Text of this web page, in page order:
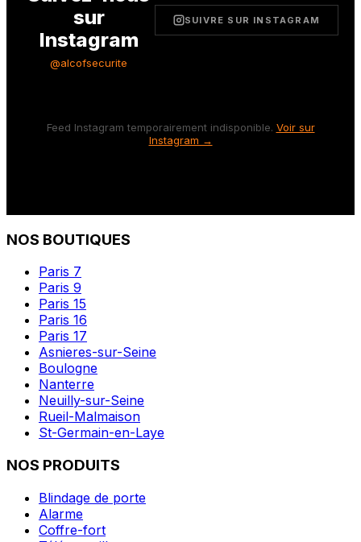
sur
Instagram
@alcofsecurite
SUIVRE SUR INSTAGRAM
Feed Instagram temporairement indisponible. Voir sur
Instagram →
NOS BOUTIQUES
Paris 7
Paris 9
Paris 15
Paris 16
Paris 17
Asnieres-sur-Seine
Boulogne
Nanterre
Neuilly-sur-Seine
Rueil-Malmaison
St-Germain-en-Laye
NOS PRODUITS
Blindage de porte
Alarme
Coffre-fort